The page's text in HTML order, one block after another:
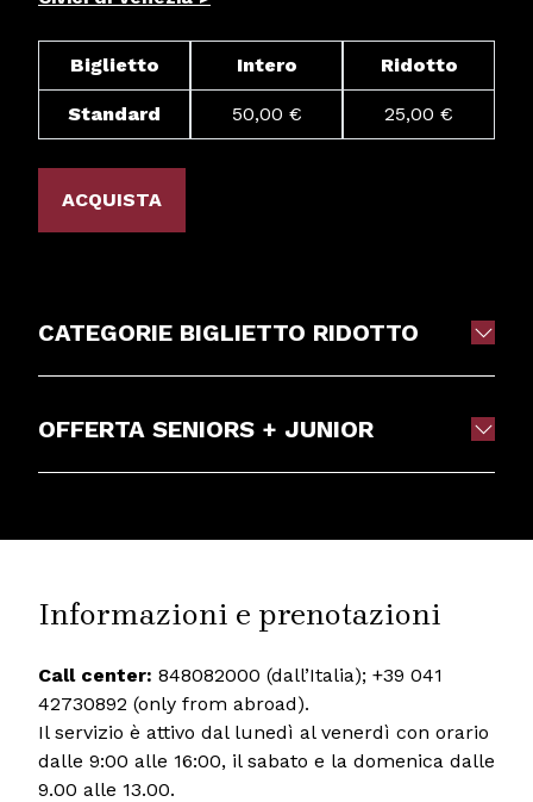
Biglietto Intero Ridotto
Standard 50,00 € 25,00 €
ACQUISTA
CATEGORIE BIGLIETTO RIDOTTO
OFFERTA SENIORS + JUNIOR
Informazioni e prenotazioni
Call center: 848082000 (dall’Italia); +39 041
42730892 (only from abroad).
Il servizio è attivo dal lunedì al venerdì con orario
dalle 9:00 alle 16:00, il sabato e la domenica dalle
9.00 alle 13.00.